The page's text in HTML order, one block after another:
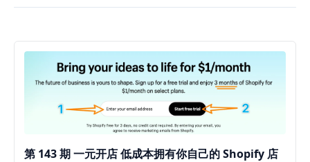
第 143 期 一元开店 低成本拥有你自己的 Shopify 店